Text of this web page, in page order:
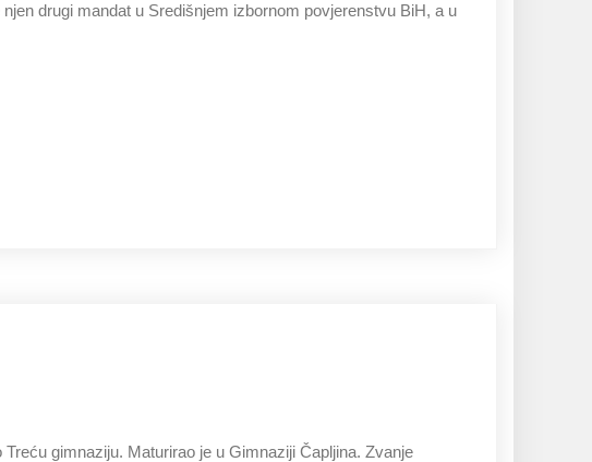
drugi mandat u Središnjem izbornom povjerenstvu BiH, a u
gimnaziju. Maturirao je u Gimnaziji Čapljina. Zvanje